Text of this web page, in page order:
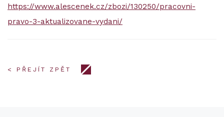
https://www.alescenek.cz/zbozi/130250/pracovni-
pravo-3-aktualizovane-vydani/
< PŘEJÍT ZPĚT